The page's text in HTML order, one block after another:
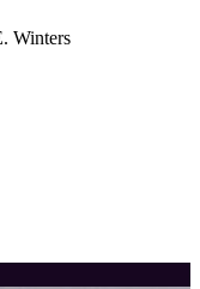
Winters